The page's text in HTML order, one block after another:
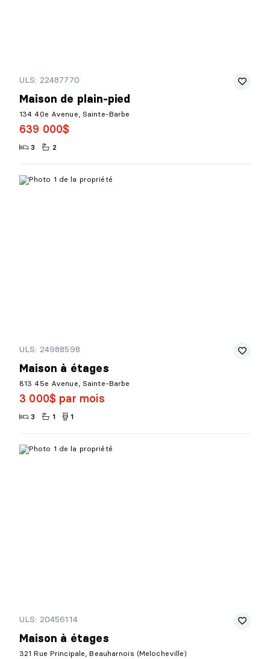
ULS: 22487770
Maison de plain-pied
134 40e Avenue, Sainte-Barbe
639 000$
3 2
ULS: 24988598
Maison à étages
813 45e Avenue, Sainte-Barbe
3 000$ par mois
3 1 1
ULS: 20456114
Maison à étages
321 Rue Principale, Beauharnois (Melocheville)